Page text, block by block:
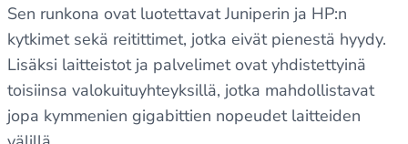
Sen runkona ovat luotettavat Juniperin ja HP:n
kytkimet sekä reitittimet, jotka eivät pienestä hyydy.
Lisäksi laitteistot ja palvelimet ovat yhdistettyinä
toisiinsa valokuituyhteyksillä, jotka mahdollistavat
jopa kymmenien gigabittien nopeudet laitteiden